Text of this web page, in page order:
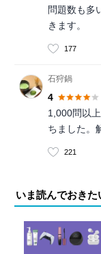
問題数も多
きます。
177
石狩鍋
4
1,000問以
ちました。
221
いま読んでおきた